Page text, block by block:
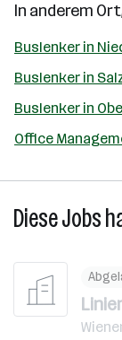
In anderem
Buslenker in
Buslenker in
Buslenker in
Office
Diese Jobs